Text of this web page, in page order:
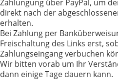
Zahlungung über PayPal, um
direkt nach der
erhalten.
Bei Zahlung per
Freischaltung des Links erst,
Zahlungseingang verbuchen
Wir bitten vorab um Ihr
dann einige Tage dauern kann.